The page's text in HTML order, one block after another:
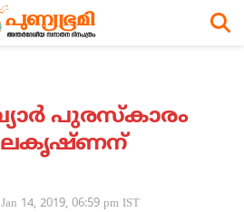
പുരസ്‌കാരം
Jan 14, 2019, 06:59 pm IST